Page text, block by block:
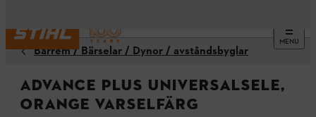
MENU
Bärrem / Bärselar / Dynor / avståndsbyglar
ADVANCE PLUS universalsele,
orange varselfärg